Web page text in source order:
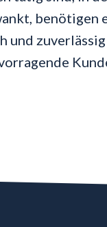
benötigen
und